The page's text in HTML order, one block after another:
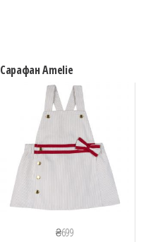
Сарафан Amelie
₴699